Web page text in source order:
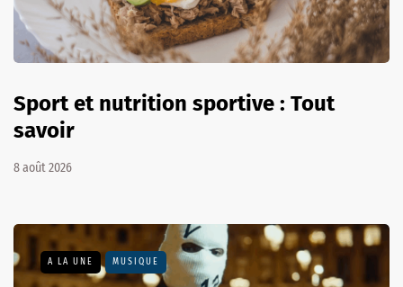
Sport et nutrition sportive : Tout
savoir
8 août 2026
A LA UNE MUSIQUE